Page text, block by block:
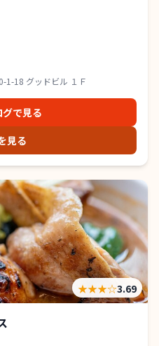
1-18 グッドビル １Ｆ
で見る
見る
★★★☆3.69